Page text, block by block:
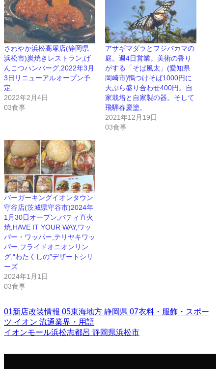
さわやか浜松高塚店(静岡県
浜松市)炭焼きレストラン,げ
んこつハンバーグ,2022年3月
3日リニューアルオープン予
定,
2022年2月4日
03食事
アサギマダラとフジバカマの
庭。週4日営業。美術の香り
がする「そば風太」(愛知県
岡崎市)鴨つけそば1000円に
天ぷら盛り合わせ400円。自
家栽培と自家製の器。そして
飛騨春慶塗。
2021年12月19日
03食事
バーガーキングイオンタウン
守谷店(茨城県守谷市)2024年
1月30日オープン,バティ直火
焼,HAVE IT YOUR WAY,ワッ
パー・ワッパー,テリヤキワッ
パー,フライドオニオンリン
グ,“わたくしの”デザートシリ
ーズ
2024年1月1日
03食事
01新店改装情報 05東海地方 静岡県 07衣料・服飾・スポー
ツ イオン 流通業界・用語
イオンモール浜松志都呂 静岡県浜松市